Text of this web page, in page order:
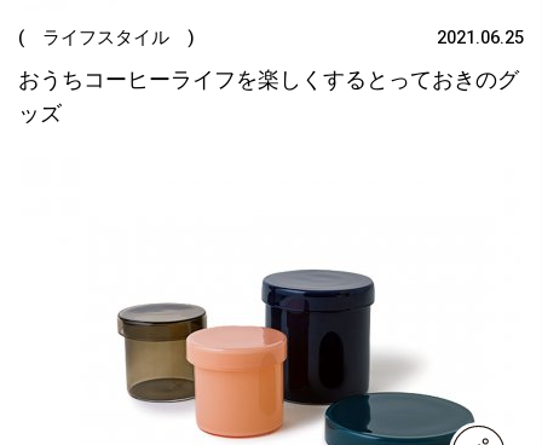
( ライフスタイル ) 2021.06.25
おうちコーヒーライフを楽しくするとっておきのグ
ッズ